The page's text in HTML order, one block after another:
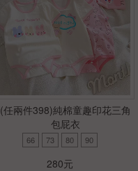
(任兩件398)純棉童趣印花三角
包屁衣
66 73 80 90
280元